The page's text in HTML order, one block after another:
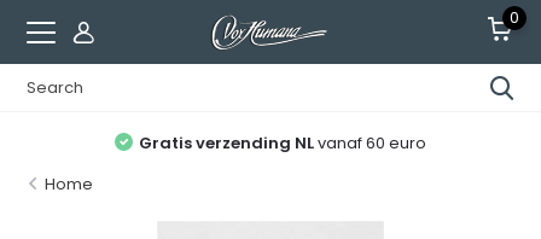
0
Gratis verzending NLvanaf 60 euro
Home